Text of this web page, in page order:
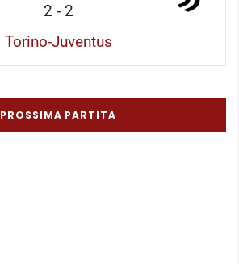
2 - 2
Torino-Juventus
PROSSIMA PARTITA